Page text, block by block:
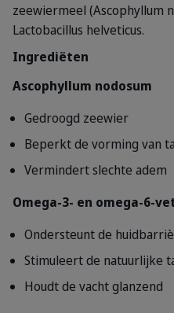
zeewiermeel (Ascophyllum
Lactobacillus helveticus.
Ingrediëten
Ascophyllum nodosum
Gedroogd zeewier
Beperkt de vorming van
Vermindert slechte adem
Omega-3- en omega-6-
Ondersteunt de
Stimuleert de natuurlijke
Houdt de vacht glanzend